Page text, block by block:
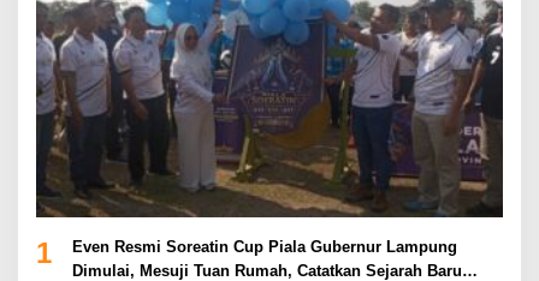
1
Even Resmi Soreatin Cup Piala Gubernur Lampung
Dimulai, Mesuji Tuan Rumah, Catatkan Sejarah Baru